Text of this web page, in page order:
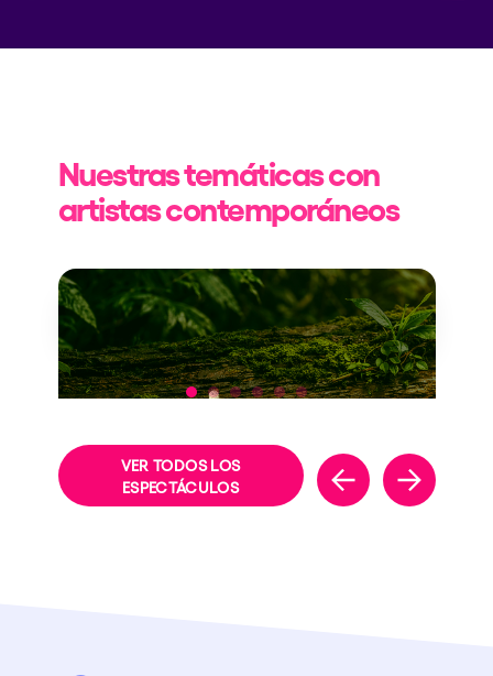
Nuestras temáticas con
artistas contemporáneos
NEW THEME
VER TODOS LOS
ESPECTÁCULOS